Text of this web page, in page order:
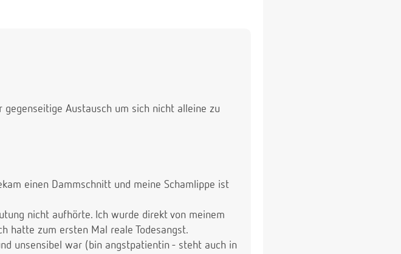
Austausch um sich nicht alleine zu
einen Dammschnitt und meine Schamlippe ist
nicht aufhörte. Ich wurde direkt von meinem
hatte zum ersten Mal reale Todesangst.
unsensibel war (bin angstpatientin - steht auch in